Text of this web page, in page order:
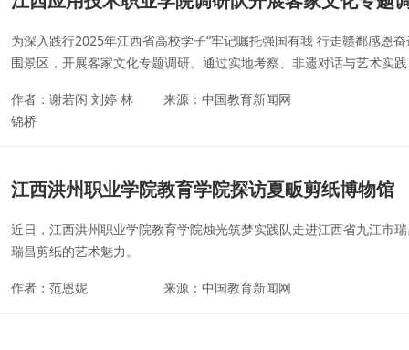
为深入践行2025年江西省高校学子“牢记嘱托强国有我 行走赣鄱感恩
围景区，开展客家文化专题调研。通过实地考察、非遗对话与艺术实
作者：谢若闲 刘婷 林
锦桥
来源：中国教育新闻网
江西洪州职业学院教育学院探访夏畈剪纸博物馆
近日，江西洪州职业学院教育学院烛光筑梦实践队走进江西省九江
瑞昌剪纸的艺术魅力。
作者：范恩妮 来源：中国教育新闻网